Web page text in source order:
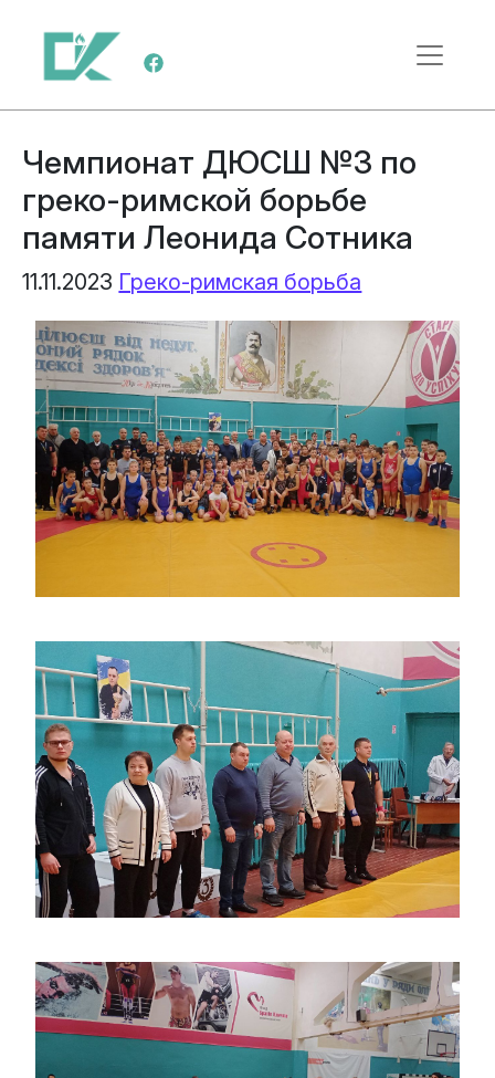
Перейти к содержимому
Меню навигации
Чемпионат ДЮСШ №3 по
греко-римской борьбе
памяти Леонида Сотника
11.11.2023 Греко-римская борьба